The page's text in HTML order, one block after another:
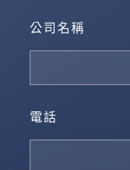
公司名稱
電話